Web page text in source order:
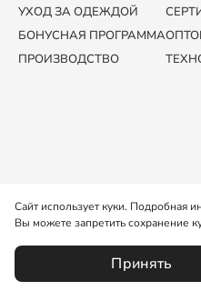
УХОД ЗА ОДЕЖДОЙ
БОНУСНАЯ ПРОГРАММА
ПРОИЗВОДСТВО
© 2025 ООО «КИТ»
Сайт использует куки. Подробная
Вы можете запретить сохранение
Принять